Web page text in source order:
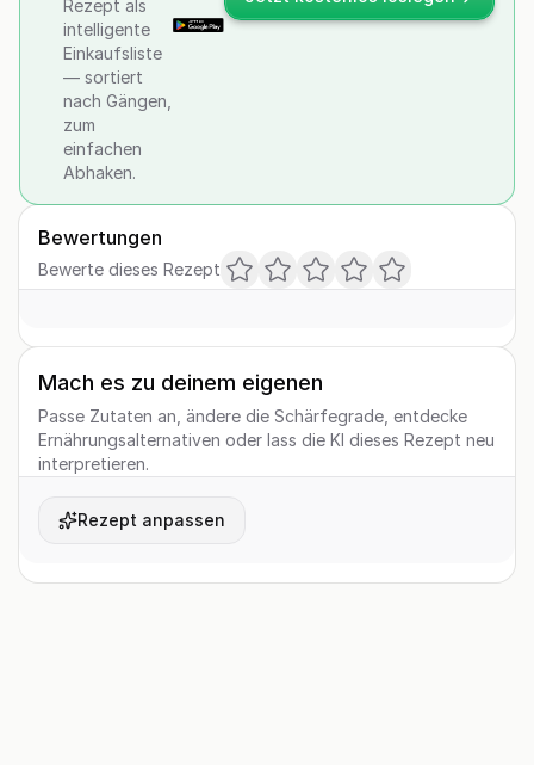
Rezept als
intelligente
Einkaufsliste
— sortiert
nach Gängen,
zum
einfachen
Abhaken.
Bewertungen
Bewerte dieses Rezept
Mach es zu deinem eigenen
Passe Zutaten an, ändere die Schärfegrade, entdecke
Ernährungsalternativen oder lass die KI dieses Rezept neu
interpretieren.
Rezept anpassen